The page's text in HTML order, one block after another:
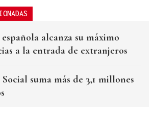
alcanza su máximo
a la entrada de extranjeros
suma más de 3,1 millones